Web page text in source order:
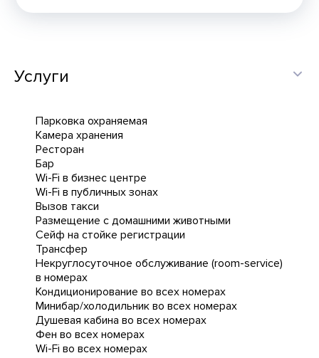
Услуги
Парковка охраняемая
Камера хранения
Ресторан
Бар
Wi-Fi в бизнес центре
Wi-Fi в публичных зонах
Вызов такси
Размещение с домашними животными
Сейф на стойке регистрации
Трансфер
Некруглосуточное обслуживание (room-service)
в номерах
Кондиционирование во всех номерах
Минибар/холодильник во всех номерах
Душевая кабина во всех номерах
Фен во всех номерах
Wi-Fi во всех номерах